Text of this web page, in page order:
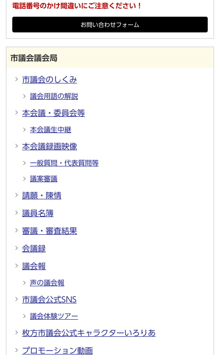
電話番号のかけ間違いにご注意ください！
お問い合わせフォーム
市議会議会局
市議会のしくみ
議会用語の解説
本会議・委員会等
本会議生中継
本会議録画映像
一般質問・代表質問等
議案審議
請願・陳情
議員名簿
審議・審査結果
会議録
議会報
声の議会報
市議会公式SNS
議会体験ツアー
枚方市議会公式キャラクターいろりあ
プロモーション動画